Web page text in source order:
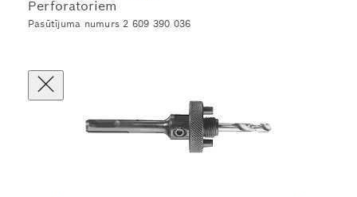
Perforatoriem
Pasūtījuma numurs 2 609 390 036